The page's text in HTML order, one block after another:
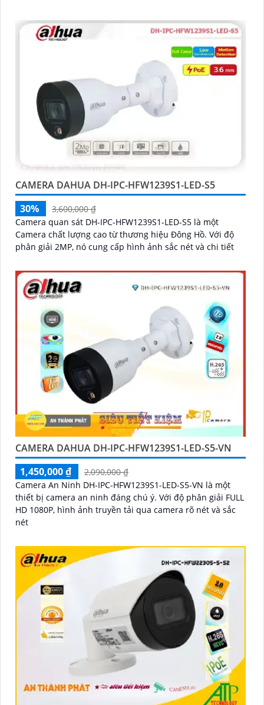
CAMERA DAHUA DH-IPC-HFW1239S1-LED-S5
30%
3,600,000 ₫
Camera quan sát DH-IPC-HFW1239S1-LED-S5 là một
Camera chất lượng cao từ thương hiệu Đông Hồ. Với độ
phân giải 2MP, nó cung cấp hình ảnh sắc nét và chi tiết
CAMERA DAHUA DH-IPC-HFW1239S1-LED-S5-VN
1,450,000 ₫
2,090,000 ₫
Camera An Ninh DH-IPC-HFW1239S1-LED-S5-VN là một
thiết bị camera an ninh đáng chú ý. Với độ phân giải FULL
HD 1080P, hình ảnh truyền tải qua camera rõ nét và sắc
nét